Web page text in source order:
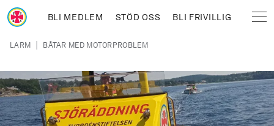
Hoppa till huvudinnehåll
BLI MEDLEM STÖD OSS BLI FRIVILLIG
Länkstig
LARM | BÅTAR MED MOTORPROBLEM